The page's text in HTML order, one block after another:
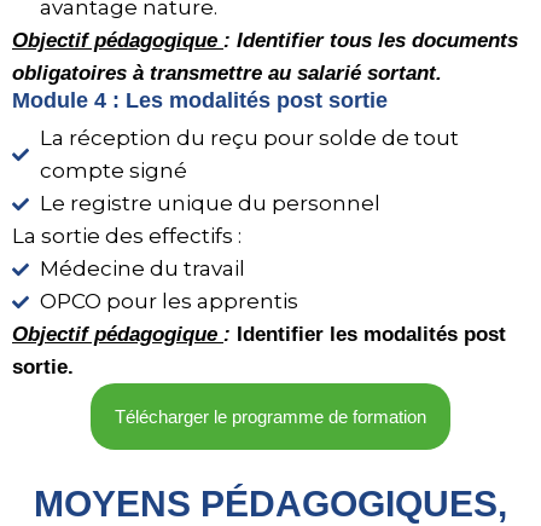
avantage nature.
Objectif pédagogique : Identifier tous les documents
obligatoires à transmettre au salarié sortant.
Module 4 : Les modalités post sortie
La réception du reçu pour solde de tout
compte signé
Le registre unique du personnel
La sortie des effectifs :
Médecine du travail
OPCO pour les apprentis
Objectif pédagogique : Identifier les modalités post
sortie.
Télécharger le programme de formation
MOYENS PÉDAGOGIQUES,